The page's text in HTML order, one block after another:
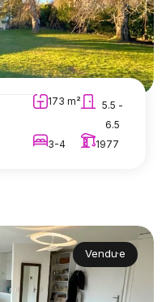
173 m²
5.5 -
6.5
3-4
1977
Vendu·e